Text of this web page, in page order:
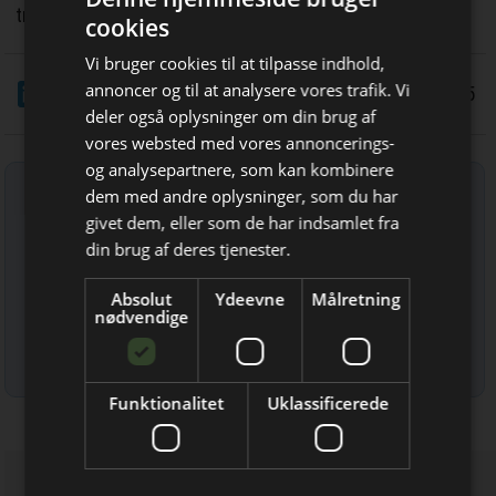
Bliv opdateret hver dag
Få de vigtigste nyheder om
byggebranchen
direkte i din indbakke
træffe, understreger Mads Okking.
LinkedIn
Del 22/4 2025
Tilmeld nyhedsbrev
Indtast din e-mail-adresse herunder.
Læs mere om udsendelsestidspunkter og afmelding her
cookies
Vi bruger cookies til at tilpasse indhold,
annoncer og til at analysere vores trafik. Vi
deler også oplysninger om din brug af
vores websted med vores annoncerings-
og analysepartnere, som kan kombinere
dem med andre oplysninger, som du har
givet dem, eller som de har indsamlet fra
din brug af deres tjenester.
Absolut
nødvendige
Ydeevne Målretning
Funktionalitet Uklassificerede